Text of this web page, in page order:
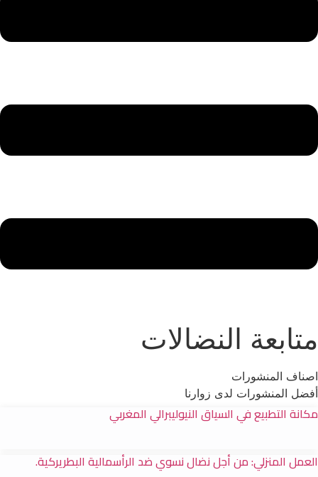
متابعة النضالات
اصناف المنشورات
أفضل المنشورات لدى زوارنا
مكانة التطبيع في السياق النيوليبرالي المغربي
العمل المنزلي: من أجل نضال نسوي ضد الرأسمالية البطريركية.